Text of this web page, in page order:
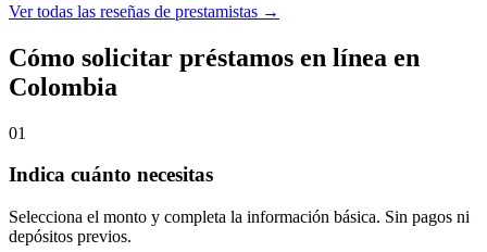
Ver todas las reseñas de prestamistas →
Cómo solicitar préstamos en línea en
Colombia
01
Indica cuánto necesitas
Selecciona el monto y completa la información básica. Sin pagos ni
depósitos previos.